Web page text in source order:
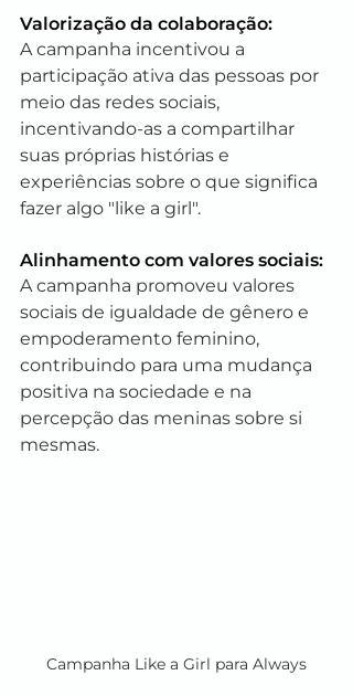
Valorização da colaboração:
A campanha incentivou a
participação ativa das pessoas por
meio das redes sociais,
incentivando-as a compartilhar
suas próprias histórias e
experiências sobre o que significa
fazer algo "like a girl".
Alinhamento com valores sociais:
A campanha promoveu valores
sociais de igualdade de gênero e
empoderamento feminino,
contribuindo para uma mudança
positiva na sociedade e na
percepção das meninas sobre si
mesmas.
Campanha Like a Girl para Always